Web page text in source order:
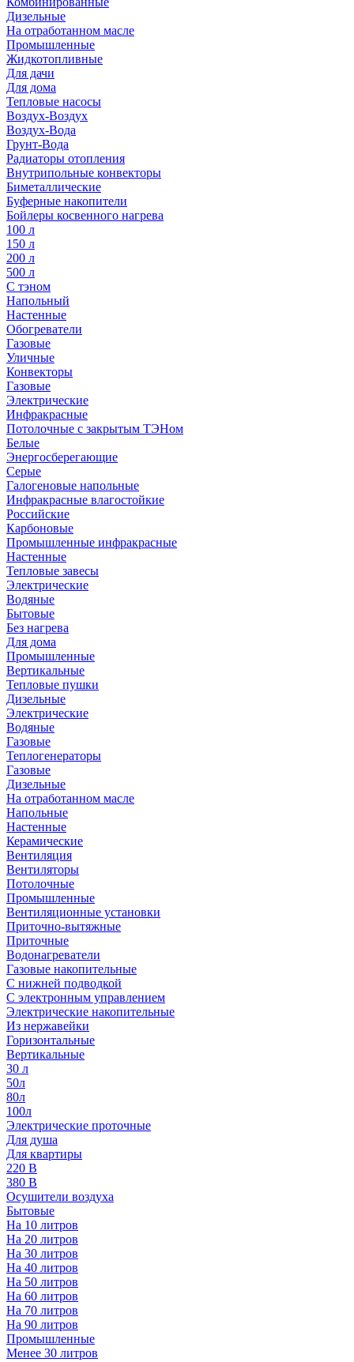
Дизельные
На отработанном масле
Промышленные
Жидкотопливные
Для дачи
Для дома
Тепловые насосы
Воздух-Воздух
Воздух-Вода
Грунт-Вода
Радиаторы отопления
Внутрипольные конвекторы
Биметаллические
Буферные накопители
Бойлеры косвенного нагрева
100 л
150 л
200 л
500 л
С тэном
Напольный
Настенные
Обогреватели
Газовые
Уличные
Конвекторы
Газовые
Электрические
Инфракрасные
Потолочные с закрытым ТЭНом
Белые
Энергосберегающие
Серые
Галогеновые напольные
Инфракрасные влагостойкие
Российские
Карбоновые
Промышленные инфракрасные
Настенные
Тепловые завесы
Электрические
Водяные
Бытовые
Без нагрева
Для дома
Промышленные
Вертикальные
Тепловые пушки
Дизельные
Электрические
Водяные
Газовые
Теплогенераторы
Газовые
Дизельные
На отработанном масле
Напольные
Настенные
Керамические
Вентиляция
Вентиляторы
Потолочные
Промышленные
Вентиляционные установки
Приточно-вытяжные
Приточные
Водонагреватели
Газовые накопительные
С нижней подводкой
С электронным управлением
Электрические накопительные
Из нержавейки
Горизонтальные
Вертикальные
30 л
50л
80л
100л
Электрические проточные
Для душа
Для квартиры
220 В
380 В
Осушители воздуха
Бытовые
На 10 литров
На 20 литров
На 30 литров
На 40 литров
На 50 литров
На 60 литров
На 70 литров
На 90 литров
Промышленные
Менее 30 литров